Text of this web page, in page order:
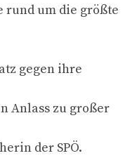
rund um die größte
gegen ihre
Anlass zu großer
der SPÖ.